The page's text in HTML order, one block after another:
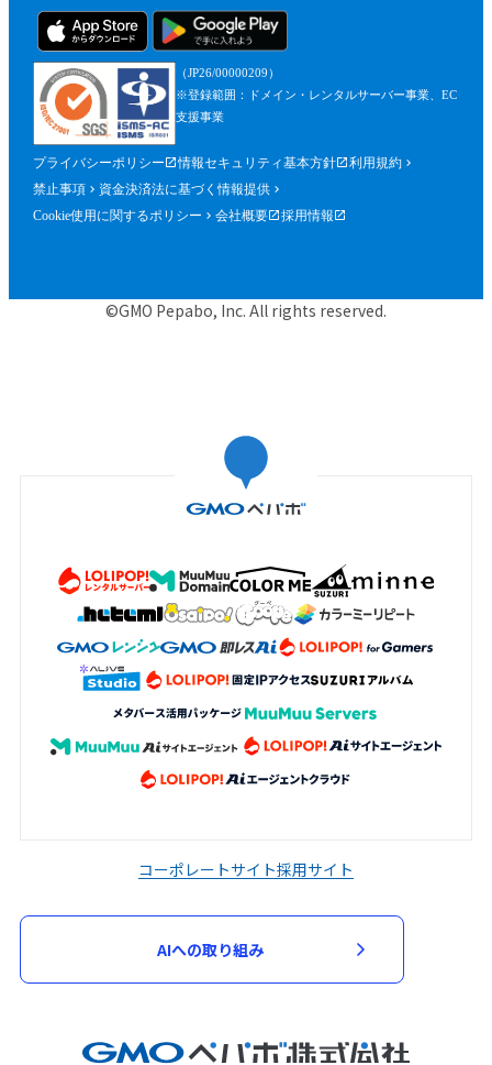
（JP26/00000209）
※登録範囲：ドメイン・レンタルサーバー事業、EC
支援事業
プライバシーポリシー 情報セキュリティ基本方針
利用規約
禁止事項
資金決済法に基づく情報提供
Cookie使用に関するポリシー
会社概要 採用情報
©GMO Pepabo, Inc. All rights reserved.
コーポレートサイト採用サイト
AIへの取り組み